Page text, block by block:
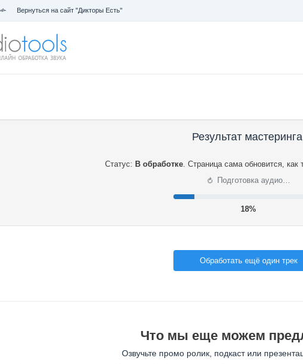
Вернуться на сайт "Дикторы Есть"
Результат
Статус: В обработке. Страница сама обновится, как
⟳ Подготовка аудио…
19%
Обработать ещё один трек
Что мы еще можем
Озвучьте промо ролик, подкаст или